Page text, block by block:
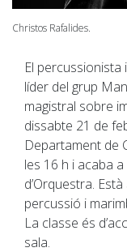
Christos Rafalides.
El
líder del grup
magistral sobre
dissabte 21 de
Departament de
les 16 h i acaba
d’Orquestra.
percussió i
La classe és
sala.